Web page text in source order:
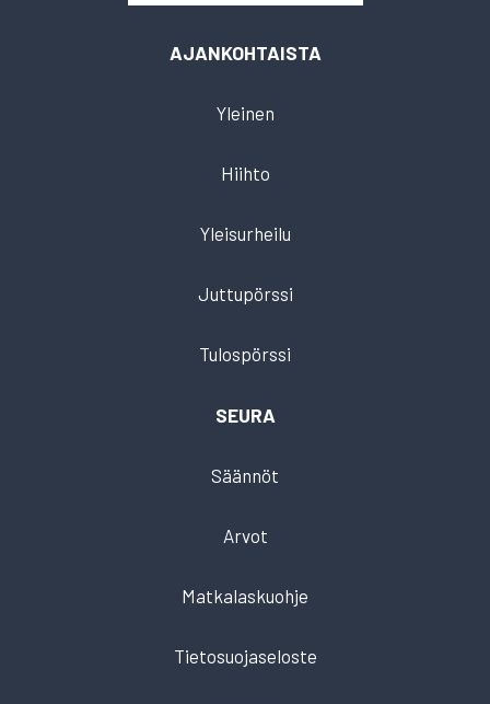
AJANKOHTAISTA
Yleinen
Hiihto
Yleisurheilu
Juttupörssi
Tulospörssi
SEURA
Säännöt
Arvot
Matkalaskuohje
Tietosuojaseloste